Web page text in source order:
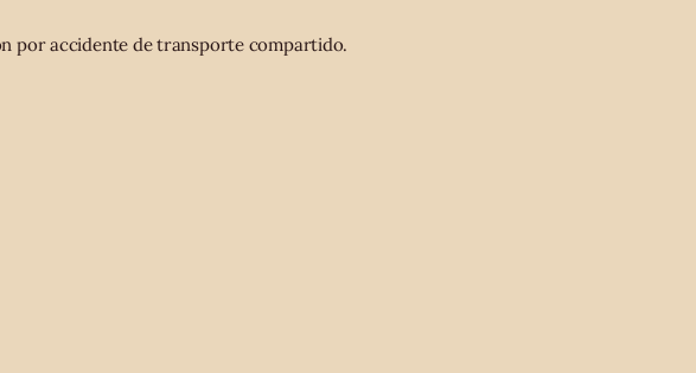
por accidente de transporte compartido.